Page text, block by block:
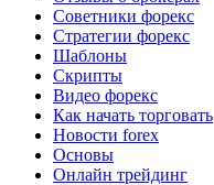
Советники форекс
Стратегии форекс
Шаблоны
Скрипты
Видео форекс
Как начать торговать
Новости forex
Основы
Онлайн трейдинг